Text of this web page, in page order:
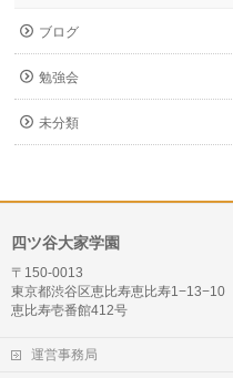
ブログ
勉強会
未分類
四ツ谷大家学園
〒150-0013
東京都渋谷区恵比寿恵比寿1−13−10
恵比寿壱番館412号
運営事務局